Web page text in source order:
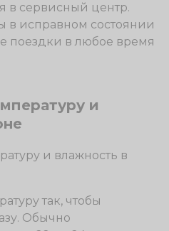
в сервисный центр.
в исправном состоянии
поездки в любое время
и
так, чтобы
Обычно